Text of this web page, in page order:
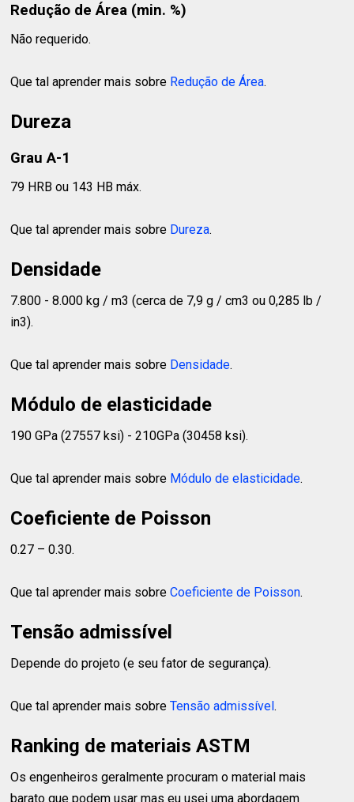
Redução de Área (min. %)
Não requerido.
Que tal aprender mais sobre Redução de Área.
Dureza
Grau A-1
79 HRB ou 143 HB máx.
Que tal aprender mais sobre Dureza.
Densidade
7.800 - 8.000 kg / m3 (cerca de 7,9 g / cm3 ou 0,285 lb /
in3).
Que tal aprender mais sobre Densidade.
Módulo de elasticidade
190 GPa (27557 ksi) - 210GPa (30458 ksi).
Que tal aprender mais sobre Módulo de elasticidade.
Coeficiente de Poisson
0.27 – 0.30.
Que tal aprender mais sobreCoeficiente de Poisson.
Tensão admissível
Depende do projeto (e seu fator de segurança).
Que tal aprender mais sobre Tensão admissível.
Ranking de materiais ASTM
Os engenheiros geralmente procuram o material mais
barato que podem usar mas eu usei uma abordagem